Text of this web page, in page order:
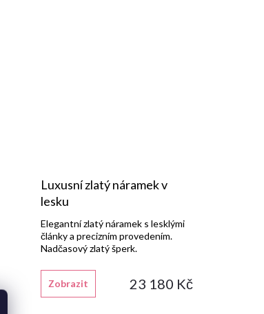
Luxusní zlatý náramek v
lesku
23 180 Kč
Zobrazit
Elegantní zlatý náramek s lesklými
články a precizním provedením.
Nadčasový zlatý šperk.